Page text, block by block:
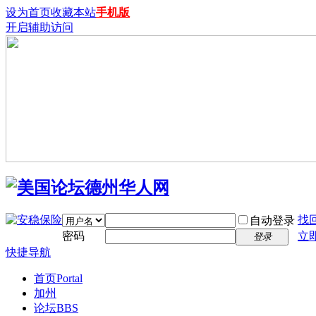
设为首页收藏本站手机版
开启辅助访问
自动登录 找
密码
登录
立
快捷导航
首页Portal
加州
论坛BBS